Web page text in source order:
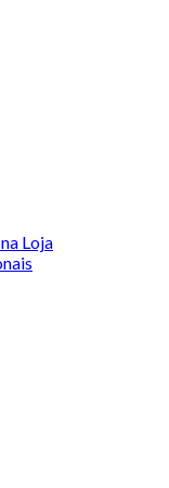
Loja